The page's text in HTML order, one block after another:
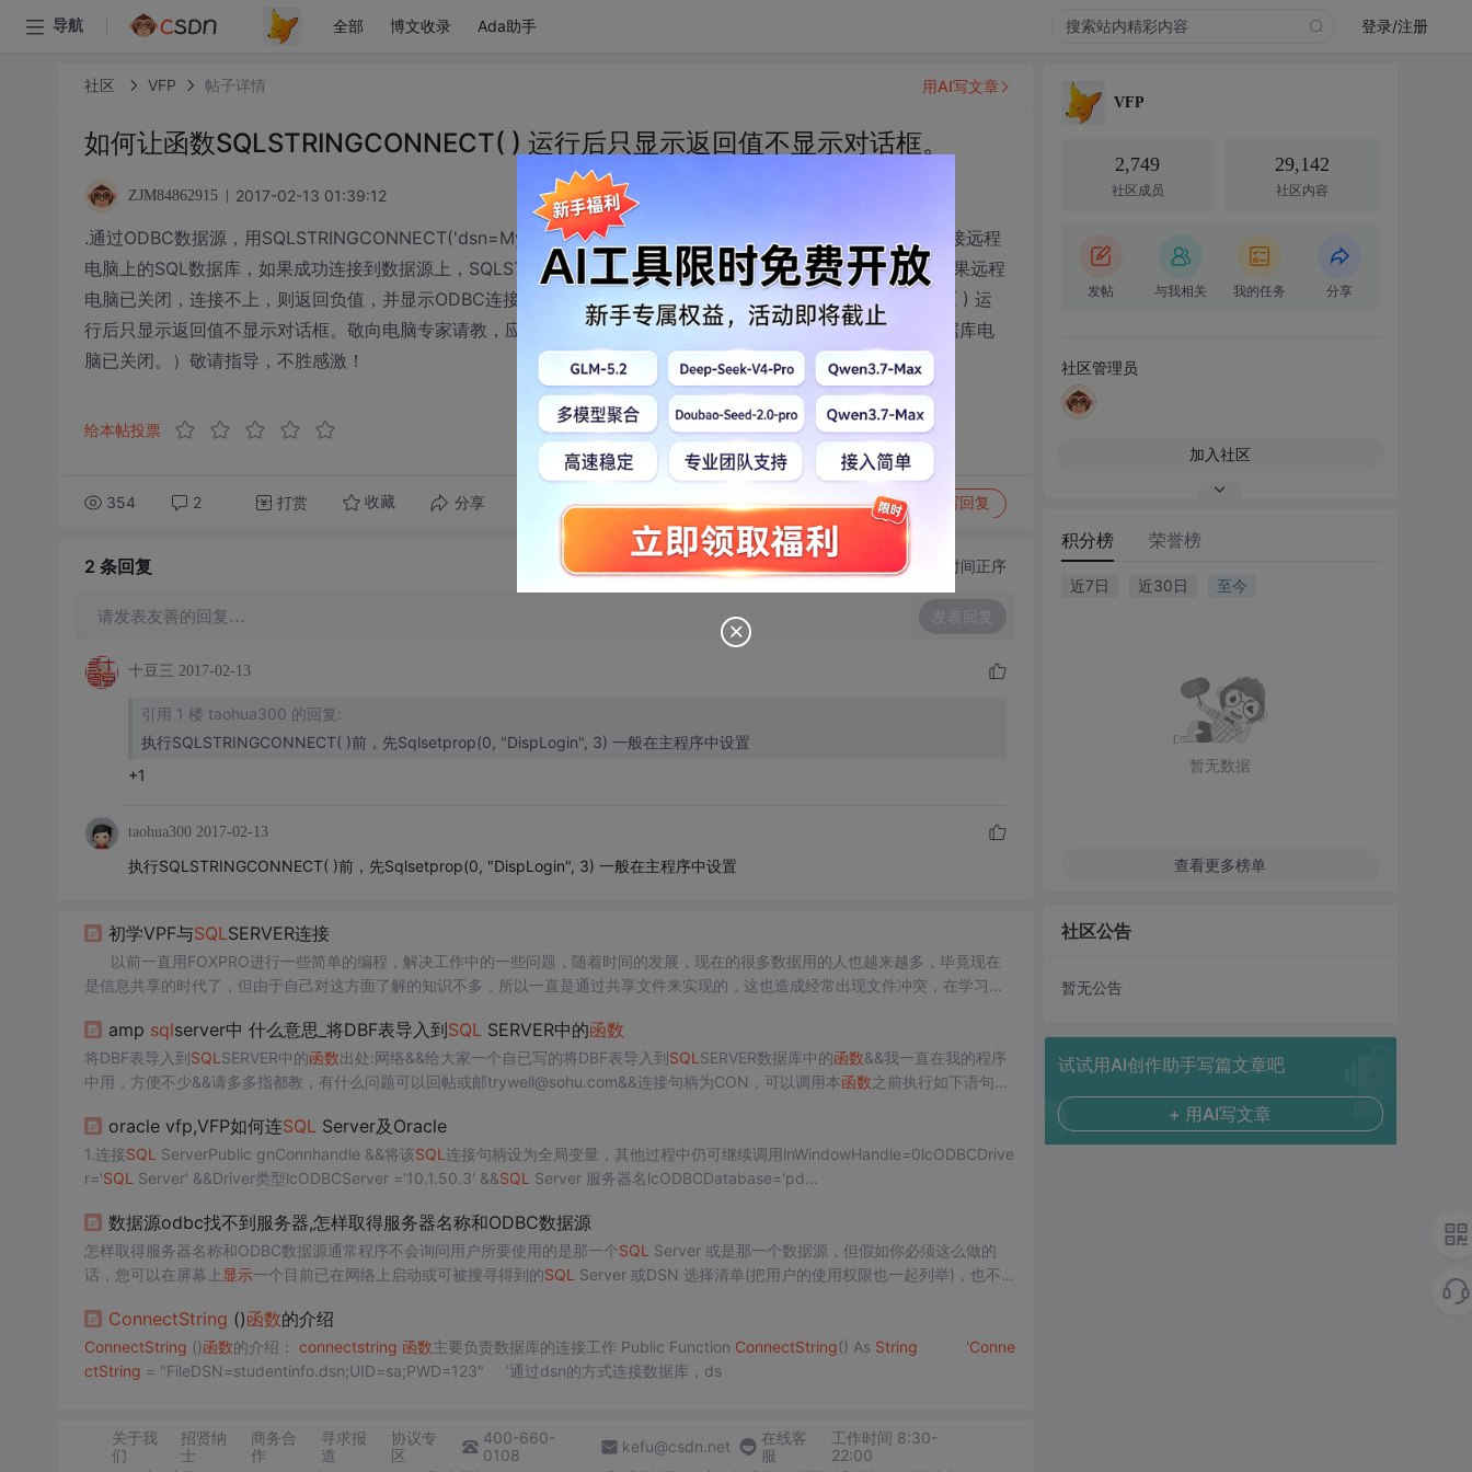
导航 全部 博文收录 Ada助手 登录/注册
社区 VFP 帖子详情
如何让函数SQLSTRINGCONNECT( ) 运行后只显示返回值不显示对话框。
ZJM84862915 2017-02-13 01:39:12
.通过ODBC数据源，用SQLSTRINGCONNECT('dsn=MyFoxSQLNT;uid=<userid>;pwd=<password>')函数连接远程
电脑上的SQL数据库，如果成功连接到数据源上，SQLSTRINGCONNECT() 返回一个正的、非零句柄数值；但如果远程
电脑已关闭，连接不上，则返回负值，并显示ODBC连接对话框。现因编程需要，让函数SQLSTRINGCONNECT( ) 运
行后只显示返回值不显示对话框。敬向电脑专家请教，应如何设置？（或用其他方法测出需要连接的远程SQL数据库电
脑已关闭。）敬请指导，不胜感激！
给本帖投票
354 2 打赏 收藏 分享 转发到动态 举报 写回复
用AI写文章
2 条回复 切换为时间正序
请发表友善的回复… 发表回复
十豆三 2017-02-13
引用 1 楼 taohua300 的回复:
执行SQLSTRINGCONNECT( )前，先Sqlsetprop(0, "DispLogin", 3) 一般在主程序中设置
+1
taohua300 2017-02-13
执行SQLSTRINGCONNECT( )前，先Sqlsetprop(0, "DispLogin", 3) 一般在主程序中设置
初学VPF与SQLSERVER连接
以前一直用FOXPRO进行一些简单的编程，解决工作中的一些问题，随着时间的发展，现在的很多数据用的人也越来越多，毕竟现在
是信息共享的时代了，但由于自己对这方面了解的知识不多，所以一直是通过共享文件来实现的，这也造成经常出现文件冲突，在学习了
amp sqlserver中 什么意思_将DBF表导入到SQL SERVER中的函数
将DBF表导入到SQL SERVER中的函数出处:网络&&给大家一个自已写的将DBF表导入到SQL SERVER数据库中的函数&&我一直在我的程序
中用，方便不少&&请多多指都教，有什么问题可以回帖或邮trywell@sohu.com&&连接句柄为CON，可以调用本函数之前执行如下语句C
oracle vfp,VFP如何连SQL Server及Oracle
1.连接SQL ServerPublic gnConnhandle &&将该SQL 连接句柄设为全局变量，其他过程中仍可继续调用lnWindowHandle=0lcODBCDrive
r='SQL Server' &&Driver类型lcODBCServer ='10.1.50.3' &&SQL Server 服务器名lcODBCDatabase='pd...
数据源odbc找不到服务器,怎样取得服务器名称和ODBC数据源
怎样取得服务器名称和ODBC数据源通常程序不会询问用户所要使用的是那一个SQL Server 或是那一个数据源，但假如你必须这么做的
话，您可以在屏幕上 显示一个目前已在网络上启动或可被搜寻得到的SQL Server 或DSN 选择清单(把用户的使用权限也一起列举)，也不
ConnectString ()函数的介绍
ConnectString ()函数的介绍： connectstring 函数 主要负责数据库的连接工作 Public Function ConnectString() As String 'Conne
ctString = "FileDSN=studentinfo.dsn;UID=sa;PWD=123" ’通过dsn的方式连接数据库，ds
关于我
们
招贤纳
士
商务合
作
寻求报
道
协议专
区
400-660-
0108
kefu@csdn.net
在线客
服
工作时间 8:30-
22:00
VFP
2,749
社区成员
29,142
社区内容
发帖 与我相关 我的任务 分享
社区管理员
加入社区
积分榜 荣誉榜
近7日 近30日 至今
暂无数据
查看更多榜单
社区公告
暂无公告
试试用AI创作助手写篇文章吧
+ 用AI写文章